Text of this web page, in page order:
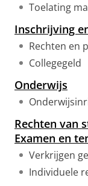
Toelating
Inschrijving
Rechten en
Collegegeld
Onderwijs
Rechten van
Examen en
Verkrijgen
Individuele